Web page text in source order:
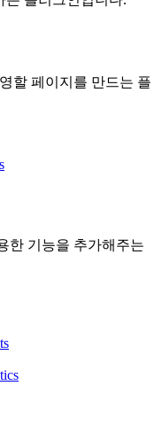
할 페이지를 만드는 플
한 기능을 추가해주는